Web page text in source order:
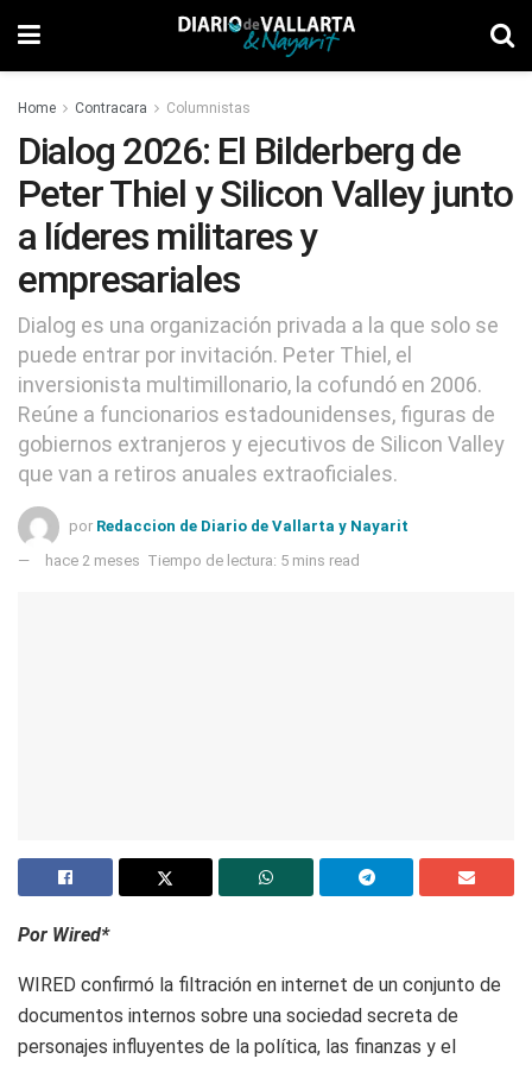
Home Contracara Columnistas
Dialog 2026: El Bilderberg de
Peter Thiel y Silicon Valley junto
a líderes militares y
empresariales
Dialog es una organización privada a la que solo se
puede entrar por invitación. Peter Thiel, el
inversionista multimillonario, la cofundó en 2006.
Reúne a funcionarios estadounidenses, figuras de
gobiernos extranjeros y ejecutivos de Silicon Valley
que van a retiros anuales extraoficiales.
por Redaccion de Diario de Vallarta y Nayarit
hace 2 meses Tiempo de lectura: 5 mins read
Por Wired*
WIRED confirmó la filtración en internet de un conjunto de
documentos internos sobre una sociedad secreta de
personajes influyentes de la política, las finanzas y el